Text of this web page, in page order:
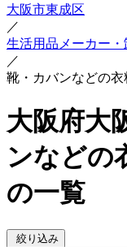
大阪市東成区
／
生活用品メーカー・
／
靴・カバンなどの
大阪府大
ンなどの
の一覧
絞り込み